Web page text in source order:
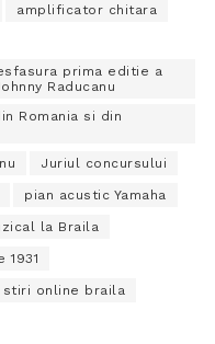
amplificator chitara
prima editie a
Raducanu
Romania si din
Juriul concursului
pian acustic Yamaha
la Braila
stiri online braila